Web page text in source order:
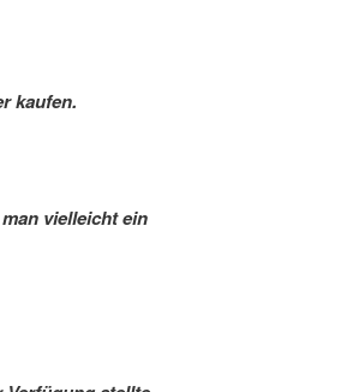
kaufen.
vielleicht ein